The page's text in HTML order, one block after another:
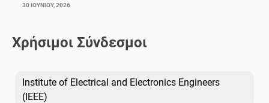
30 ΙΟΥΝΊΟΥ, 2026
Χρήσιμοι Σύνδεσμοι
Institute of Electrical and Electronics Engineers
(IEEE)